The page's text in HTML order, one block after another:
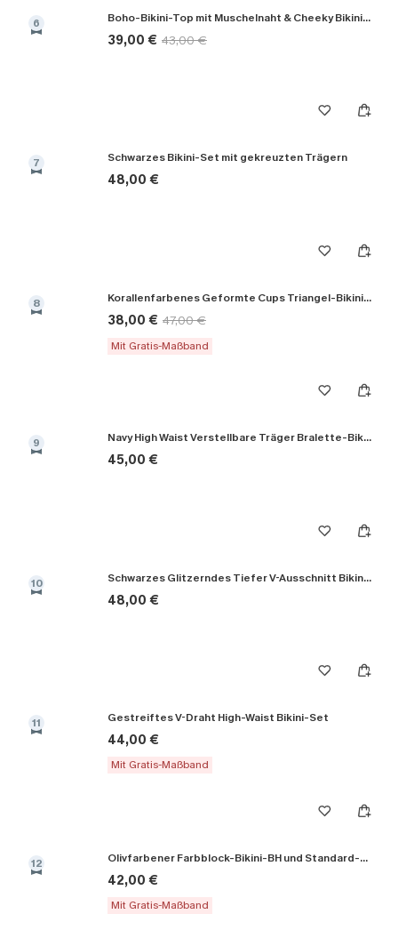
6 Boho-Bikini-Top mit Muschelnaht & Cheeky Bikinihose
39,00 € 43,00 €
7 Schwarzes Bikini-Set mit gekreuzten Trägern
48,00 €
8 Korallenfarbenes Geformte Cups Triangel-Bikini-Set
38,00 € 47,00 €
Mit Gratis-Maßband
9 Navy High Waist Verstellbare Träger Bralette-Bikini-Set
45,00 €
10 Schwarzes Glitzerndes Tiefer V-Ausschnitt Bikini-Set
48,00 €
11 Gestreiftes V-Draht High-Waist Bikini-Set
44,00 €
Mit Gratis-Maßband
12 Olivfarbener Farbblock-Bikini-BH und Standard-Höschenset
42,00 €
Mit Gratis-Maßband